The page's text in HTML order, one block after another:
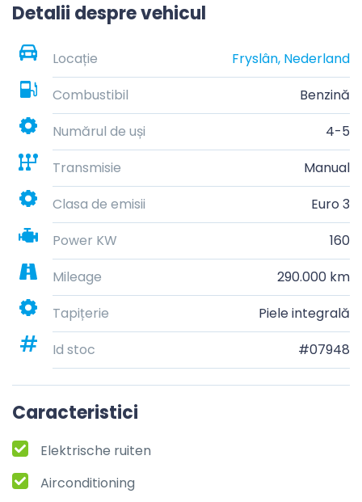
Detalii despre vehicul
Locație
Fryslân, Nederland
Combustibil
Benzină
Numărul de uși
4-5
Transmisie
Manual
Clasa de emisii
Euro 3
Power KW
160
Mileage
290.000 km
Tapițerie
Piele integrală
Id stoc
#07948
Caracteristici
Elektrische ruiten
Airconditioning